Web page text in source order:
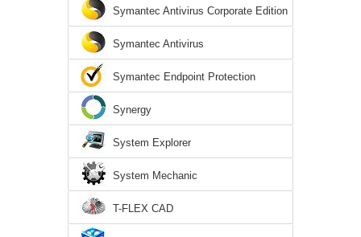
Symantec Antivirus Corporate Edition
Symantec Antivirus
Symantec Endpoint Protection
Synergy
System Explorer
System Mechanic
T-FLEX CAD